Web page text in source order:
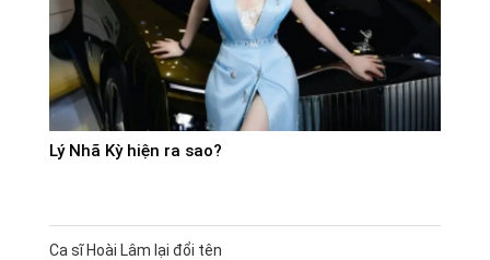
Lý Nhã Kỳ hiện ra sao?
Ca sĩ Hoài Lâm lại đổi tên